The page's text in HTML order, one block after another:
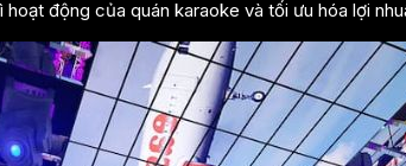
động của quán karaoke và tối ưu hóa lợi